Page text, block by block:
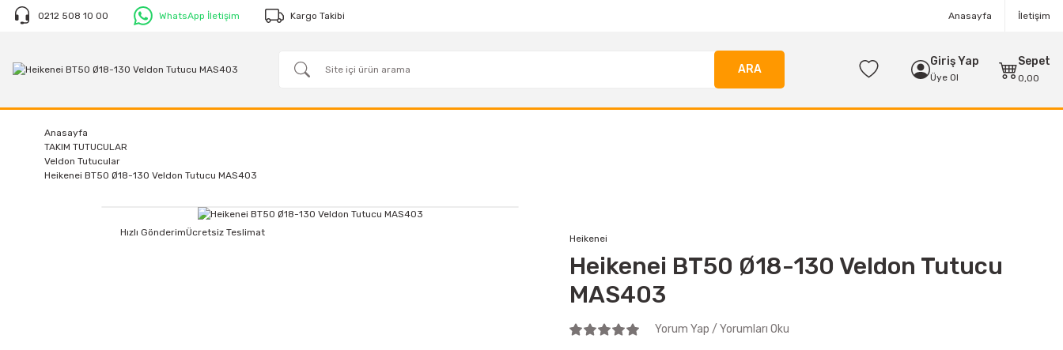
0212 508 10 00 WhatsApp İletişim Kargo Takibi Anasayfa İletişim
ARA
Giriş Yap
Üye Ol
Sepet
0,00
Anasayfa
TAKIM TUTUCULAR
Veldon Tutucular
Heikenei BT50 Ø18-130 Veldon Tutucu MAS403
Hızlı GönderimÜcretsiz Teslimat
Heikenei
Heikenei BT50 Ø18-130 Veldon Tutucu
MAS403
Yorum Yap / Yorumları Oku